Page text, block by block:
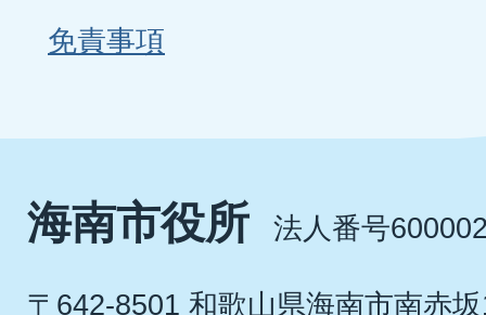
免責事項
海南市役所 法人番号
〒642-8501 和歌山県海南市南赤